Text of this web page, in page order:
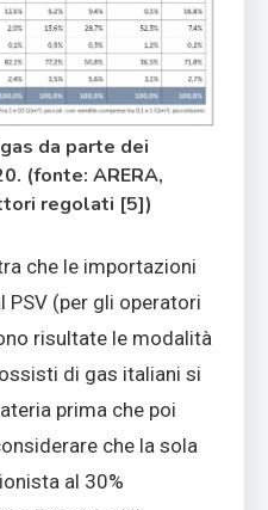
da parte dei
(fonte: ARERA,
regolati [5])
che le importazioni
PSV (per gli operatori
risultate le modalità
di gas italiani si
prima che poi
che la sola
al 30%